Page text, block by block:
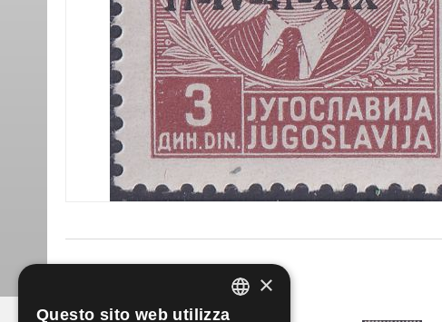
×
Questo sito web utilizza